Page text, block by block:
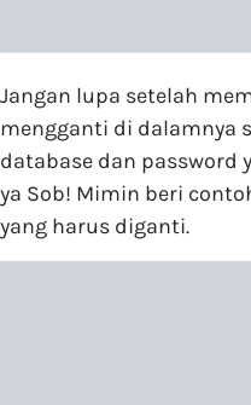
Jangan lupa setelah
mengganti di dalamnya
database dan password
ya Sob! Mimin beri
yang harus diganti.